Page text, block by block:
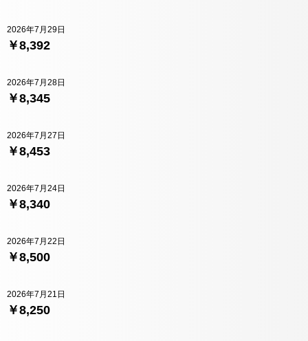
￥8,392
2026年7月29日
￥8,345
2026年7月28日
￥8,453
2026年7月27日
￥8,340
2026年7月24日
￥8,500
2026年7月22日
￥8,250
2026年7月21日